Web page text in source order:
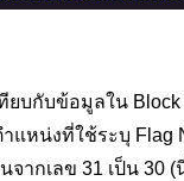
ยบกับข้อมูลใน Block
แหน่งที่ใช้ระบุ Flag
จากเลข 31 เป็น 30